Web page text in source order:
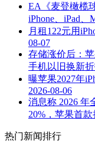
EA《麦登橄榄
iPhone、iPad、
月租122元用
08-07
存储涨价后：
手机以旧换新
曝苹果2027年
2026-08-06
消息称 2026 年
20%，苹果首
热门新闻排行